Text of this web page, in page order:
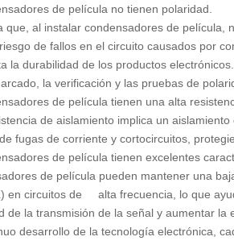
de película no tienen polaridad.
que, al instalar condensadores de película,
de fallos en el circuito causados por
la durabilidad de los productos
la verificación y las pruebas de
de película tienen una alta
de aislamiento implica un
fugas de corriente y cortocircuitos,
de película tienen excelentes
de película pueden mantener una
en circuitos de alta frecuencia, lo que
de la transmisión de la señal y aumentar la
desarrollo de la tecnología electrónica,